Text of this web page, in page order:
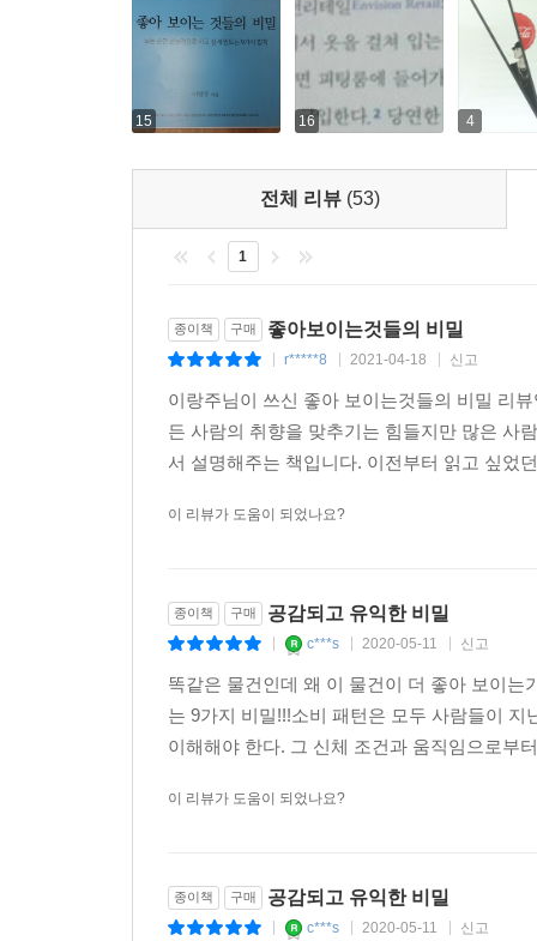
무릎을 치는 통렬한 깨달음과 뒤통수를 얻어
* 유영만 지식생태학자, 한양대 교수, 전 삼성경제
지난해 개최한 전시회를 우리는 ‘디올 정신
그리고 가장 중요한 건 결국 이걸 어떻게 눈에 보
* 이종규 크리스챤디올꾸뛰르코리아 대표
트럭 행상 시절 내가 파는 바나나가 맛있다는 것
싱싱한 이 야채 와 과일들이 고객들 눈에도 싱싱
이영석 총각네야체가게 대표
‘자유’라는 가치를 눈에 보이게 하기 위해 얼마
치고는 책값이 너무 싸지 않은가. * 신창연 여행박
즐겁고 유쾌한 청년장사꾼만의 문화가 고객들에
철학이 되기까지 랑주 누나의 응원과 도움이 컸
* 김윤규 청년장사꾼 대표
나였다. 추천사를 핑계로 읽은 이 책에서 리뉴얼
하는 기술이 꼭 필요하다는 사실을 잊지 말자. 먼
15 16 4
전체 리뷰 (53)
1
종이책 구매 좋아보이는것들의 비밀
r*****8 2021-04-18 신고
이랑주님이 쓰신 좋아 보이는것들의 비밀 리
든 사람의 취향을 맞추기는 힘들지만 많은 사
서 설명해주는 책입니다. 이전부터 읽고 싶었
이 리뷰가 도움이 되었나요?
종이책 구매 공감되고 유익한 비밀
c***s 2020-05-11 신고
똑같은 물건인데 왜 이 물건이 더 좋아 보이는
는 9가지 비밀!!!소비 패턴은 모두 사람들이
이해해야 한다. 그 신체 조건과 움직임으로부
이 리뷰가 도움이 되었나요?
종이책 구매 공감되고 유익한 비밀
c***s 2020-05-11 신고